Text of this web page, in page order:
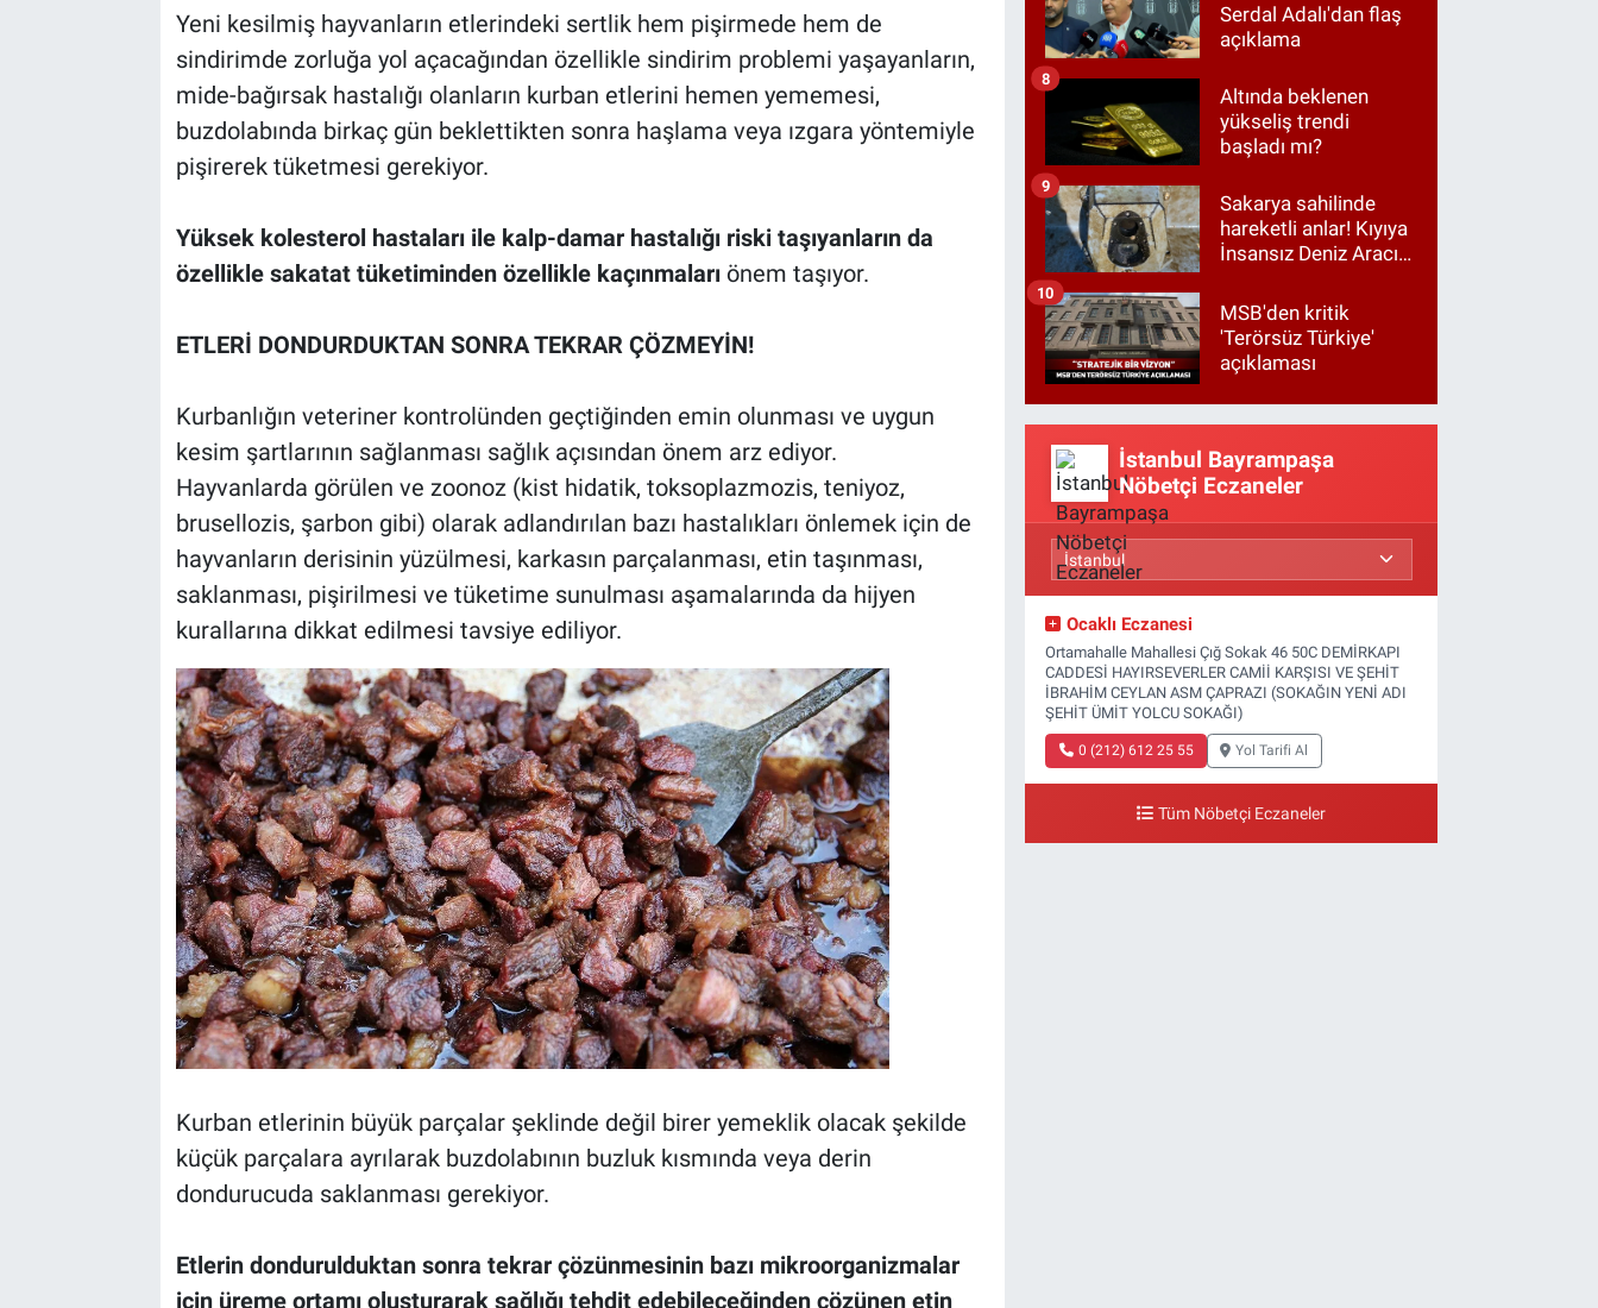
Yeni kesilmiş hayvanların etlerindeki sertlik hem pişirmede hem de
sindirimde zorluğa yol açacağından özellikle sindirim problemi yaşayanların,
mide-bağırsak hastalığı olanların kurban etlerini hemen yememesi,
buzdolabında birkaç gün beklettikten sonra haşlama veya ızgara yöntemiyle
pişirerek tüketmesi gerekiyor.
Yüksek kolesterol hastaları ile kalp-damar hastalığı riski taşıyanların da
özellikle sakatat tüketiminden özellikle kaçınmaları önem taşıyor.
ETLERİ DONDURDUKTAN SONRA TEKRAR ÇÖZMEYİN!
Kurbanlığın veteriner kontrolünden geçtiğinden emin olunması ve uygun
kesim şartlarının sağlanması sağlık açısından önem arz ediyor.
Hayvanlarda görülen ve zoonoz (kist hidatik, toksoplazmozis, teniyoz,
brusellozis, şarbon gibi) olarak adlandırılan bazı hastalıkları önlemek için de
hayvanların derisinin yüzülmesi, karkasın parçalanması, etin taşınması,
saklanması, pişirilmesi ve tüketime sunulması aşamalarında da hijyen
kurallarına dikkat edilmesi tavsiye ediliyor.
Kurban etlerinin büyük parçalar şeklinde değil birer yemeklik olacak şekilde
küçük parçalara ayrılarak buzdolabının buzluk kısmında veya derin
dondurucuda saklanması gerekiyor.
Etlerin dondurulduktan sonra tekrar çözünmesinin bazı mikroorganizmalar
için üreme ortamı oluşturarak sağlığı tehdit edebileceğinden çözünen etin
Serdal Adalı'dan flaş
açıklama
Altında beklenen
yükseliş trendi
başladı mı?
8
Sakarya sahilinde
hareketli anlar! Kıyıya
İnsansız Deniz Aracı
9
MSB'den kritik
'Terörsüz Türkiye'
açıklaması
10
İstanbul Bayrampaşa
Nöbetçi Eczaneler
Ocaklı Eczanesi
Ortamahalle Mahallesi Çığ Sokak 46 50C DEMİRKAPI
CADDESİ HAYIRSEVERLER CAMİİ KARŞISI VE ŞEHİT
İBRAHİM CEYLAN ASM ÇAPRAZI (SOKAĞIN YENİ ADI
ŞEHİT ÜMİT YOLCU SOKAĞI)
0 (212) 612 25 55 Yol Tarifi Al
Tüm Nöbetçi Eczaneler